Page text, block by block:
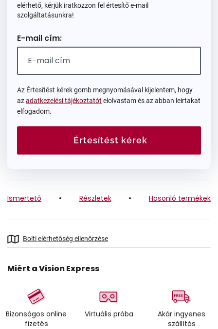
elérhető, kérjük iratkozzon fel értesítő e-mail
szolgáltatásunkra!
E-mail cím:
Az Értesítést kérek gomb megnyomásával kijelentem, hogy
azadatkezelési tájékoztatót elolvastam és az abban leírtakat
elfogadom.
Értesítést kérek
Ismertető Részletek Hasonló termékek
Bolti elérhetőség ellenőrzése
Miért a Vision Express
Bizonságos online
fizetés
Virtuális próba
Akár ingyenes
szállítás